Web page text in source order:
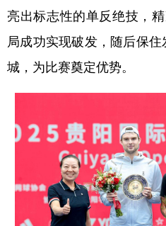
Русский язык
Deutsch Português
亮出标志性的单反绝技，
局成功实现破发，随后保
城，为比赛奠定优势。